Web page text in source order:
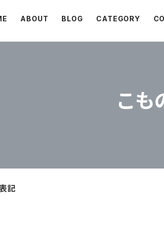
ABOUT BLOG CATEGORY
こも
記